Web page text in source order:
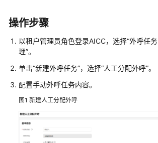
户
管
理
指
南
认
识
的
操作步骤
以租户管理员角色登录AICC，选择“外呼任务
理”。
单击“新建外呼任务”，选择“人工分配外呼”。
配置手动外呼任务内容。
图1 新建人工分配外呼